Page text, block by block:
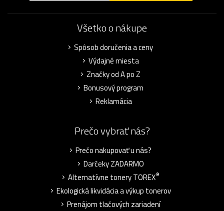
Všetko o nákupe
Spôsob doručenia a ceny
Výdajné miesta
Značky od A po Z
Bonusový program
Reklamácia
Prečo vybrať nás?
Prečo nakupovať u nás?
Darčeky ZADARMO
Alternatívne tonery TOREX®
Ekologická likvidácia a výkup tonerov
Prenájom tlačových zariadení